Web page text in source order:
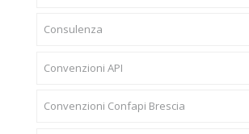
Consulenza
Convenzioni API
Convenzioni Confapi Brescia